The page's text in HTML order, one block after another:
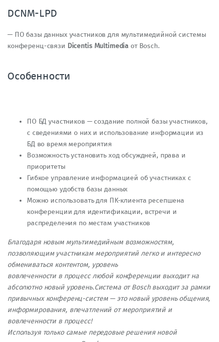
DCNM-LPD
— ПО базы данных участников для мультимедийной системы
конференц-связи Dicentis Multimedia от Bosch.
Особенности
ПО БД участников — создание полной базы участников,
с сведениями о них и использование информации из
БД во время мероприятия
Возможность установить ход обсуждней, права и
приоритеты
Гибкое управление информацией об участниках с
помощью удобств базы данных
Можно использовать для ПК-клиента ресепшена
конференции для идентификации, встречи и
распределения по местам участников
Благодаря новым мультимедийным возможностям,
позволяющим участникам мероприятий легко и интересно
обмениваться контентом, уровень
вовлеченности в процесс любой конференции выходит на
абсолютно новый уровень.Система от Bosch выходит за рамки
привычных конференц-систем — это новый уровень общения,
информирования, впечатлений от мероприятий и
вовлеченности в процесс!
Используя только самые передовые решения новой